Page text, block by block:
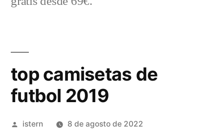
top camisetas de
futbol 2019
Publicado
istern 8 de agosto de 2022